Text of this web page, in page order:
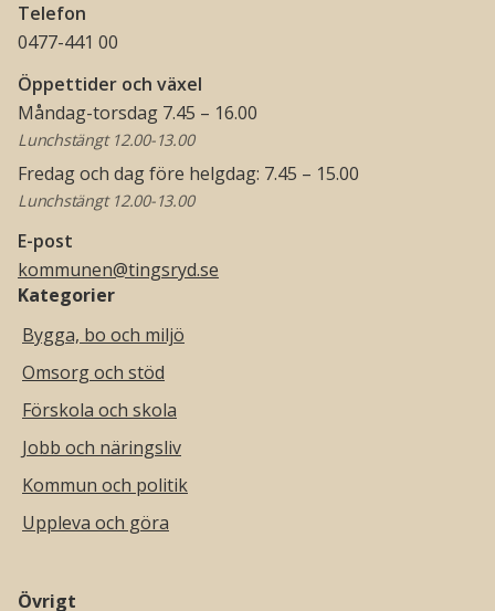
Telefon
0477-441 00
Öppettider och växel
Måndag-torsdag 7.45 – 16.00
Lunchstängt 12.00-13.00
Fredag och dag före helgdag: 7.45 – 15.00
Lunchstängt 12.00-13.00
E-post
kommunen@tingsryd.se
Kategorier
Bygga, bo och miljö
Omsorg och stöd
Förskola och skola
Jobb och näringsliv
Kommun och politik
Uppleva och göra
Övrigt